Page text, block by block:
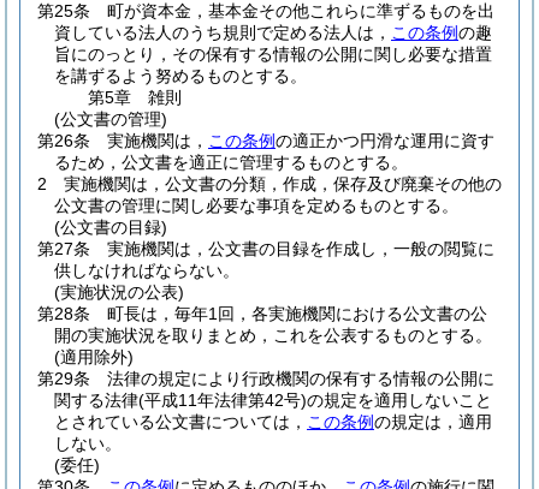
第25条
町が資本金，基本金その他これらに準ずるものを出
資している法人のうち規則で定める法人は， この条例の趣
旨にのっとり，その保有する情報の公開に関し必要な措置
を講ずるよう努めるものとする。
第5章
雑則
(公文書の管理)
第26条
実施機関は， この条例の適正かつ円滑な運用に資す
るため，公文書を適正に管理するものとする。
2
実施機関は，公文書の分類，作成，保存及び廃棄その他の
公文書の管理に関し必要な事項を定めるものとする。
(公文書の目録)
第27条
実施機関は，公文書の目録を作成し，一般の閲覧に
供しなければならない。
(実施状況の公表)
第28条
町長は，毎年1回，各実施機関における公文書の公
開の実施状況を取りまとめ，これを公表するものとする。
(適用除外)
第29条
法律の規定により行政機関の保有する情報の公開に
関する法律(平成11年法律第42号)の規定を適用しないこと
とされている公文書については， この条例の規定は，適用
しない。
(委任)